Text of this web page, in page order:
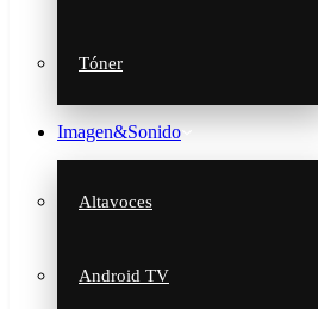
Tóner
Imagen&Sonido
Altavoces
Android TV